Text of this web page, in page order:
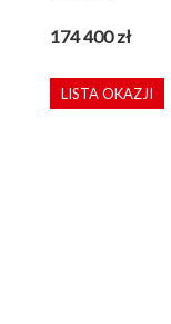
174 400zł
LISTA OKAZJI